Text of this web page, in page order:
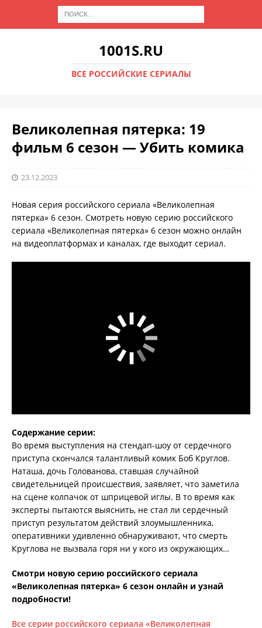
1001S.RU
ВСЕ РОССИЙСКИЕ СЕРИАЛЫ
Великолепная пятерка: 19
фильм 6 сезон — Убить комика
23.12.2023
Новая серия российского сериала «Великолепная
пятерка» 6 сезон. Смотреть новую серию российского
сериала «Великолепная пятерка» 6 сезон можно онлайн
на видеоплатформах и каналах, где выходит сериал.
Содержание серии:
Во время выступления на стендап-шоу от сердечного
приступа скончался талантливый комик Боб Круглов.
Наташа, дочь Голованова, ставшая случайной
свидетельницей происшествия, заявляет, что заметила
на сцене колпачок от шприцевой иглы. В то время как
эксперты пытаются выяснить, не стал ли сердечный
приступ результатом действий злоумышленника,
оперативники удивленно обнаруживают, что смерть
Круглова не вызвала горя ни у кого из окружающих…
Смотри новую серию российского сериала
«Великолепная пятерка» 6 сезон онлайн и узнай
подробности!
Все серии российского сериала «Великолепная